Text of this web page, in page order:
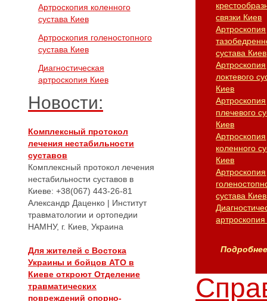
Артроскопия коленного
сустава Киев
Артроскопия голеностопного
сустава Киев
Диагностическая
артроскопия Киев
Новости:
Комплексный протокол
лечения нестабильности
суставов
Комплексный протокол лечения
нестабильности суставов в
Киеве: +38(067) 443-26-81
Александр Даценко | Институт
травматологии и ортопедии
НАМНУ, г. Киев, Украина
Для жителей с Востока
Украины и бойцов АТО в
Киеве откроют Отделение
травматических
повреждений опорно-
связки Киев
Артроскопия
сустава Киев
Артроскопия
локтевого
Киев
Артроскопия
плечевого
Киев
Артроскопия
коленного
Киев
Артроскопия
сустава Киев